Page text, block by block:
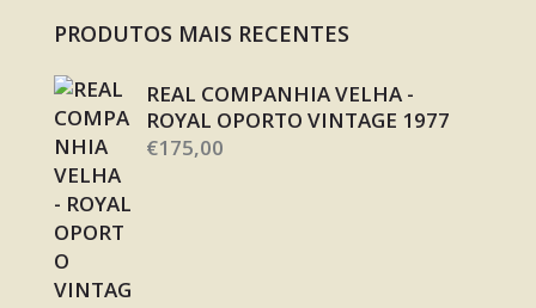
PRODUTOS MAIS RECENTES
REAL COMPANHIA VELHA -
ROYAL OPORTO VINTAGE 1977
€175,00